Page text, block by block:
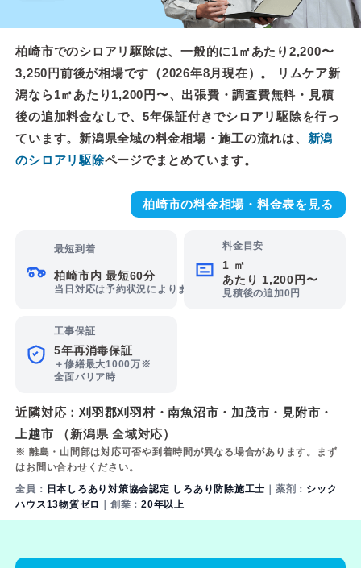
柏崎市でのシロアリ駆除は、一般的に1㎡あたり2,200〜
3,250円前後が相場です（2026年8月現在）。 リムケア新
潟なら1㎡あたり1,200円〜、出張費・調査費無料・見積
後の追加料金なしで、5年保証付きでシロアリ駆除を行っ
ています。新潟県全域の料金相場・施工の流れは、 新潟
のシロアリ駆除ページでまとめています。
柏崎市の料金相場・料金表を見る
最短到着
柏崎市内 最短60分
当日対応は予約状況によります
料金目安
1 ㎡
あたり 1,200円〜
見積後の追加0円
工事保証
5年再消毒保証
＋修繕最大1000万※
全面バリア時
近隣対応：刈羽郡刈羽村・南魚沼市 ・ 加茂市 ・ 見附市 ・
上越市 （新潟県 全域対応）
※ 離島・山間部は対応可否や到着時間が異なる場合があります。まず
はお問い合わせください。
全員： 日本しろあり対策協会認定 しろあり防除施工士 ｜薬剤： シック
ハウス13物質ゼロ ｜創業：20年以上